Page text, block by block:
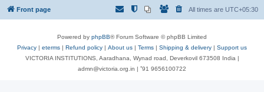
Front page All times are UTC+05:30
Powered by phpBB® Forum Software © phpBB Limited
Privacy | eterms | Refund policy | About us | Terms | Shipping & delivery | Support us
VICTORIA INSTITUTIONS, Aaradhana, Wynad road, Deverkovil 673508 India |
admn@victoria.org.in | ⁺91 9656100722